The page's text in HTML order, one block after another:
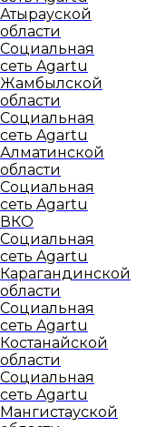
Атырауской
области
Социальная
сеть Agartu
Жамбылской
области
Социальная
сеть Agartu
Алматинской
области
Социальная
сеть Agartu
ВКО
Социальная
сеть Agartu
Карагандинской
области
Социальная
сеть Agartu
Костанайской
области
Социальная
сеть Agartu
Мангистауской